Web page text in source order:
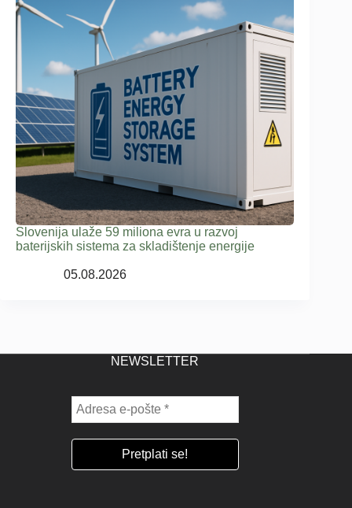
Slovenija ulaže 59 miliona evra u razvoj
baterijskih sistema za skladištenje energije
05.08.2026
NEWSLETTER